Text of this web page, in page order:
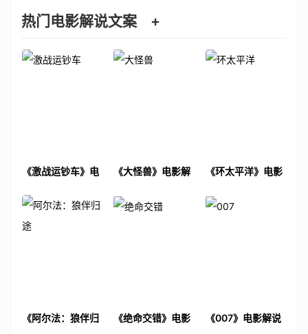
热门电影解说文案 +
《激战运钞车》电
《大怪兽》电影解
《环太平洋》电影
《阿尔法：狼伴归
《绝命交错》电影
《007》电影解说